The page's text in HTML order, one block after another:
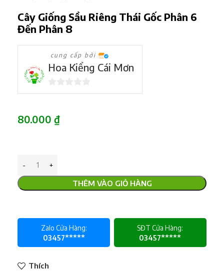
Cây Giống Sầu Riêng Thái Gốc Phân 6
Đến Phân 8
cung cấp bởi
Hoa Kiểng Cái Mơn
0
5
80.000 ₫
THÊM VÀO GIỎ HÀNG
Zalo Cửa Hàng:
03457*****
SĐT Cửa Hàng:
03457*****
Thích